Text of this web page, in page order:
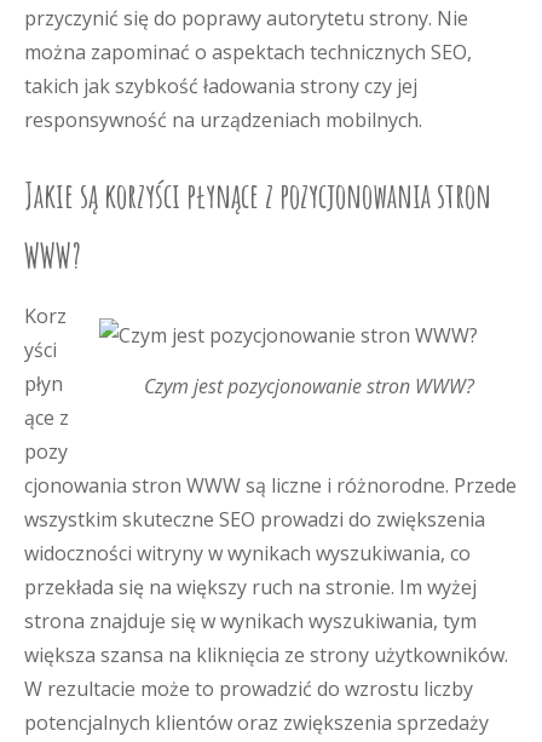
przyczynić się do poprawy autorytetu strony. Nie
można zapominać o aspektach technicznych SEO,
takich jak szybkość ładowania strony czy jej
responsywność na urządzeniach mobilnych.
Jakie są korzyści płynące z pozycjonowania stron
WWW?
Czym jest pozycjonowanie stron WWW?
Korz
yści
płyn
ące z
pozy
cjonowania stron WWW są liczne i różnorodne. Przede
wszystkim skuteczne SEO prowadzi do zwiększenia
widoczności witryny w wynikach wyszukiwania, co
przekłada się na większy ruch na stronie. Im wyżej
strona znajduje się w wynikach wyszukiwania, tym
większa szansa na kliknięcia ze strony użytkowników.
W rezultacie może to prowadzić do wzrostu liczby
potencjalnych klientów oraz zwiększenia sprzedaży